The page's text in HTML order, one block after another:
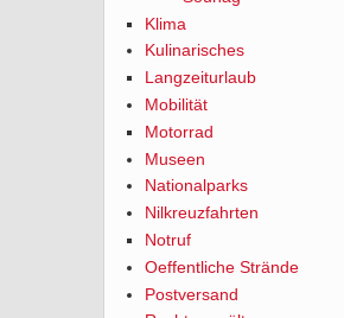
Klima
Kulinarisches
Langzeiturlaub
Mobilität
Motorrad
Museen
Nationalparks
Nilkreuzfahrten
Notruf
Oeffentliche Strände
Postversand